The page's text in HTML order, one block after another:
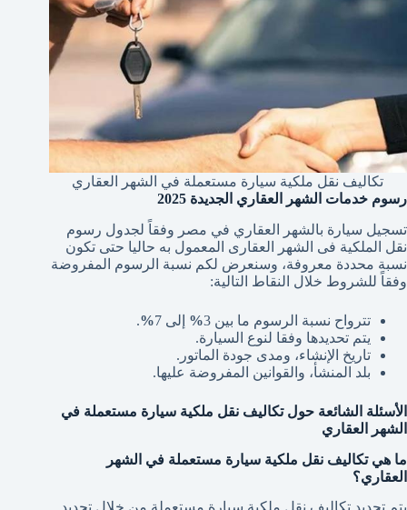
تكاليف نقل ملكية سيارة مستعملة في الشهر العقاري
رسوم خدمات الشهر العقاري الجديدة 2025
تسجيل سيارة بالشهر العقاري في مصر وفقاً لجدول رسوم
نقل الملكية فى الشهر العقارى المعمول به حاليا حتى تكون
نسبة محددة معروفة، وسنعرض لكم نسبة الرسوم المفروضة
وفقاً للشروط خلال النقاط التالية:
تترواح نسبة الرسوم ما بين 3 % إلى 7 %
.
يتم تحديدها وفقا لنوع السيارة.
تاريخ الإنشاء، ومدى جودة الماتور.
بلد المنشأ، والقوانين المفروضة عليها.
الأسئلة الشائعة حول تكاليف نقل ملكية سيارة مستعملة في
الشهر العقاري
ما هي تكاليف نقل ملكية سيارة مستعملة في الشهر
العقاري؟